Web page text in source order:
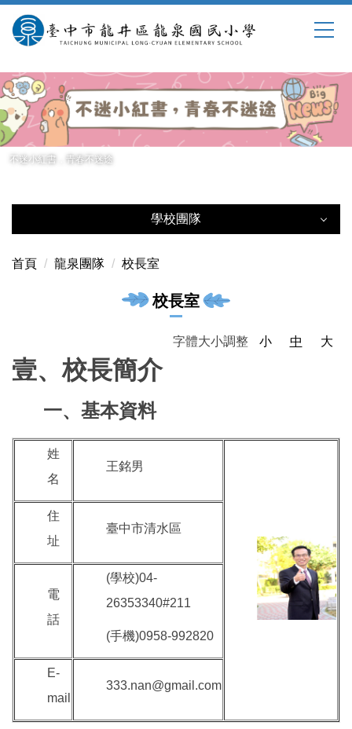
到
內
容
區
不迷小紅書，青春不迷途
學校團隊
學務處
會計室
幼兒園
首頁 龍泉團隊 校長室
校長室
字體大小調整 小 中 大
壹、校長簡介
一、基本資料
姓
名
王銘男
住
址
臺中市清水區
電
話
(學校)04-
26353340#211
(手機)0958-992820
E-
mail
333.nan@gmail.com